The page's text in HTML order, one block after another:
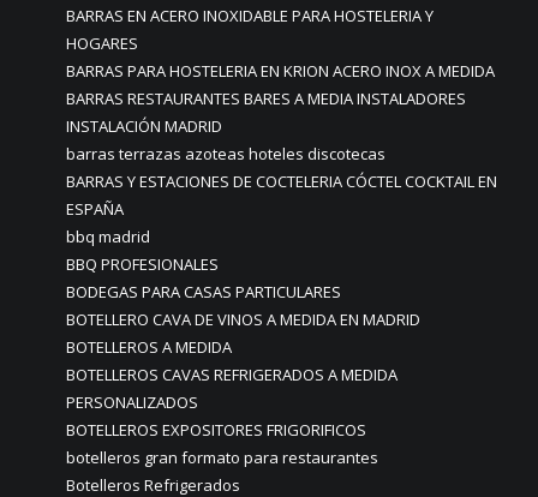
BARRAS EN ACERO INOXIDABLE PARA HOSTELERIA Y
HOGARES
BARRAS PARA HOSTELERIA EN KRION ACERO INOX A MEDIDA
BARRAS RESTAURANTES BARES A MEDIA INSTALADORES
INSTALACIÓN MADRID
barras terrazas azoteas hoteles discotecas
BARRAS Y ESTACIONES DE COCTELERIA CÓCTEL COCKTAIL EN
ESPAÑA
bbq madrid
BBQ PROFESIONALES
BODEGAS PARA CASAS PARTICULARES
BOTELLERO CAVA DE VINOS A MEDIDA EN MADRID
BOTELLEROS A MEDIDA
BOTELLEROS CAVAS REFRIGERADOS A MEDIDA
PERSONALIZADOS
BOTELLEROS EXPOSITORES FRIGORIFICOS
botelleros gran formato para restaurantes
Botelleros Refrigerados